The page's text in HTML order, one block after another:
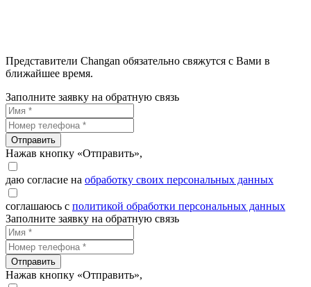
Представители Changan обязательно свяжутся с Вами в
ближайшее время.
Заполните заявку на обратную связь
Отправить
Нажав кнопку «Отправить»,
даю согласие на обработку своих персональных данных
соглашаюсь с политикой обработки персональных данных
Заполните заявку на обратную связь
Отправить
Нажав кнопку «Отправить»,